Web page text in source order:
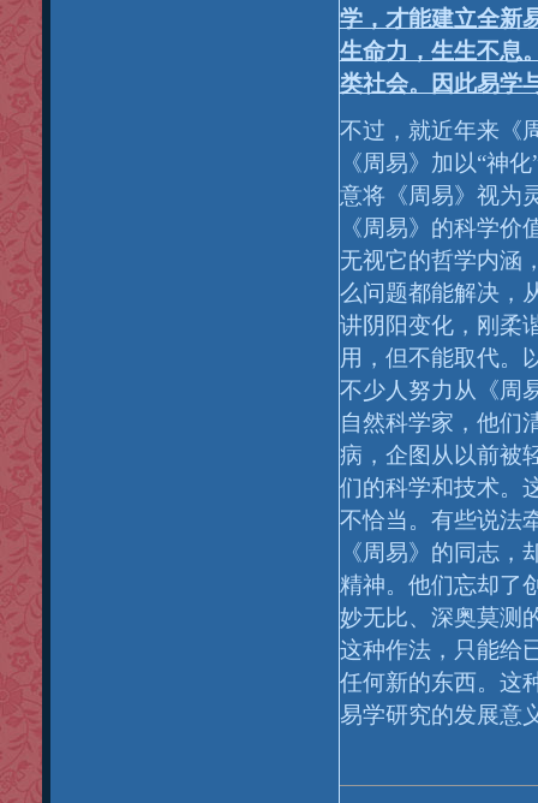
学，才能建立全新
生命力，生生不息
类社会。因此易学
不过，就近年来《
《周易》加以“神
意将《周易》视为
《周易》的科学
无视它的哲学内涵
么问题都能解决，
讲阴阳变化，刚柔
用，但不能取代。
不少人努力从《周
自然科学家，他们
病，企图从以前被
们的科学和技术。
不恰当。有些说法
《周易》的同志
精神。他们忘却了
妙无比、深奥莫测
这种作法，只能给
任何新的东西。这
易学研究的发展意